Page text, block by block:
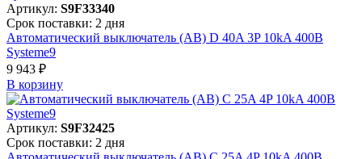
Артикул: S9F33340
Срок поставки: 2 дня
Автоматический выключатель (АВ) D 40A 3P 10kA 400В
Systeme9
9 943 ₽
В корзинy
Артикул: S9F32425
Срок поставки: 2 дня